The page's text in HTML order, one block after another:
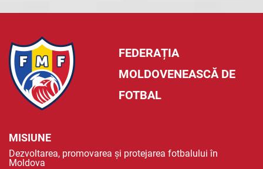
FEDERAȚIA
MOLDOVENEASCĂ DE
FOTBAL
MISIUNE
Dezvoltarea, promovarea și protejarea fotbalului în
Moldova